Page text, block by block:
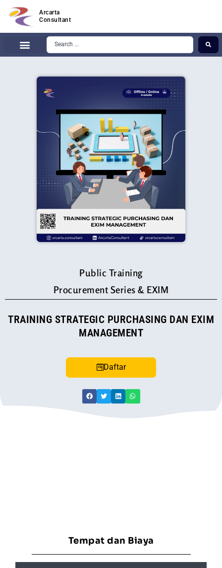
Arcarta
Consultant
Public Training
Procurement Series & EXIM
TRAINING STRATEGIC PURCHASING DAN EXIM
MANAGEMENT
Daftar
Tempat dan Biaya